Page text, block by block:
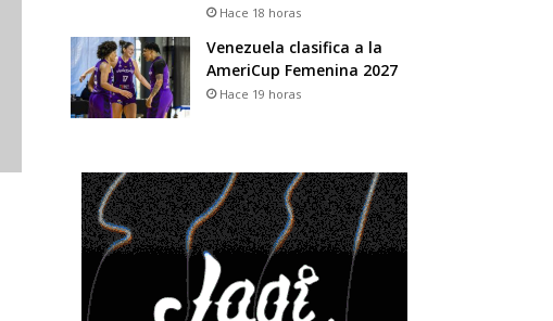
Hace 18 horas
Venezuela clasifica a la
AmeriCup Femenina 2027
Hace 19 horas